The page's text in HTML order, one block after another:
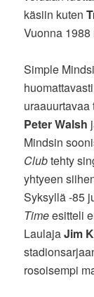
käsiin kuten
Vuonna
Simple
Peter Walsh
Mindsin
Clubtehty
yhtyeen
Syksyllä -85
Timeesitteli
LaulajaJim
rosoisempi